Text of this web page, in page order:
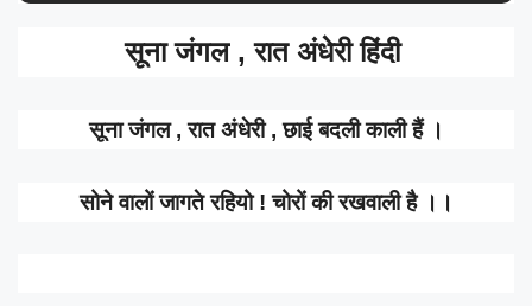
सूना जंगल , रात अंधेरी हिंदी
सूना जंगल , रात अंधेरी , छाई बदली काली हैं ।
सोने वालों जागते रहियो ! चोरों की रखवाली है ।।